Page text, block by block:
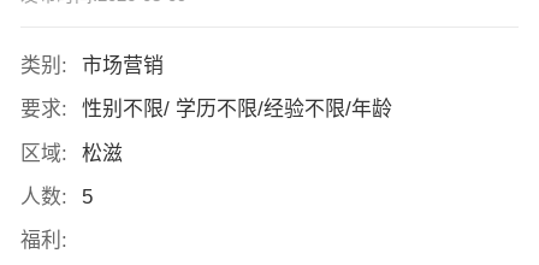
类别:
市场营销
要求:
性别不限/ 学历不限/经验不限/年龄
区域:
松滋
人数:
5
福利: